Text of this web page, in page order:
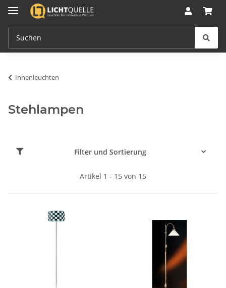
Innenleuchten
Stehlampen
Filter und Sortierung
Artikel 1 - 15 von 15